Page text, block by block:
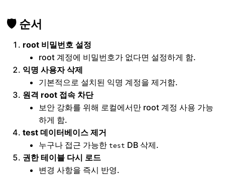
🛡️ 순서
root 비밀번호 설정
root 계정에 비밀번호가 없다면 설정하게 함.
익명 사용자 삭제
기본적으로 설치된 익명 계정을 제거함.
원격 root 접속 차단
보안 강화를 위해 로컬에서만 root 계정 사용 가능
하게 함.
test 데이터베이스 제거
누구나 접근 가능한test DB 삭제.
권한 테이블 다시 로드
변경 사항을 즉시 반영.